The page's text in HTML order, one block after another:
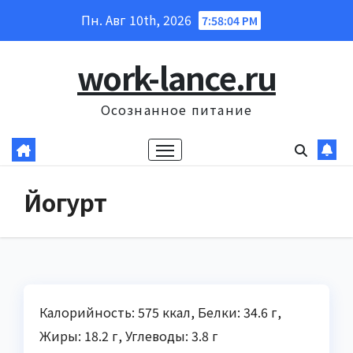
Пн. Авг 10th, 2026 7:58:05 PM
work-lance.ru
Осознанное питание
Йогурт
Калорийность: 575 ккал, Белки: 34.6 г,
Жиры: 18.2 г, Углеводы: 3.8 г